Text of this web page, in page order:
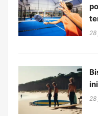
28
28